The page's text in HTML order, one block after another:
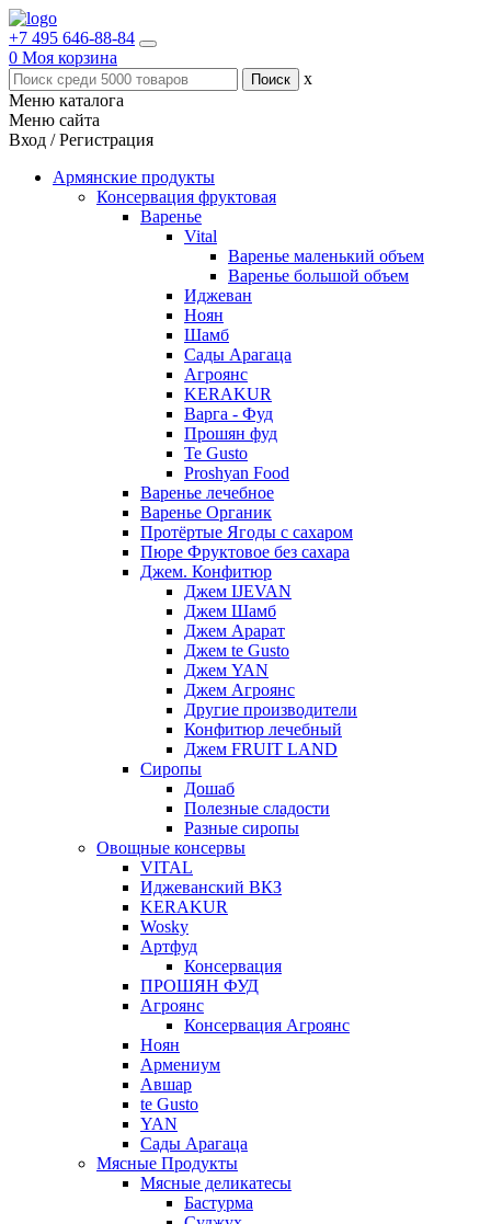
+7 495 646-88-84
0 Моя корзина
x
Меню каталога
Меню сайта
Вход / Регистрация
Армянские продукты
Консервация фруктовая
Варенье
Vital
Варенье маленький объем
Варенье большой объем
Иджеван
Ноян
Шамб
Сады Арагаца
Агроянс
KERAKUR
Варга - Фуд
Прошян фуд
Te Gusto
Proshyan Food
Варенье лечебное
Варенье Органик
Протёртые Ягоды с сахаром
Пюре Фруктовое без сахара
Джем. Конфитюр
Джем IJEVAN
Джем Шамб
Джем Арарат
Джем te Gusto
Джем YAN
Джем Агроянс
Другие производители
Конфитюр лечебный
Джем FRUIT LAND
Сиропы
Дошаб
Полезные сладости
Разные сиропы
Овощные консервы
VITAL
Иджеванский ВКЗ
KERAKUR
Wosky
Артфуд
Консервация
ПРОШЯН ФУД
Агроянс
Консервация Агроянс
Ноян
Армениум
Авшар
te Gusto
YAN
Сады Арагаца
Мясные Продукты
Мясные деликатесы
Бастурма